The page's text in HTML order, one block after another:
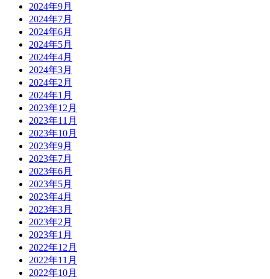
2024年9月
2024年7月
2024年6月
2024年5月
2024年4月
2024年3月
2024年2月
2024年1月
2023年12月
2023年11月
2023年10月
2023年9月
2023年7月
2023年6月
2023年5月
2023年4月
2023年3月
2023年2月
2023年1月
2022年12月
2022年11月
2022年10月